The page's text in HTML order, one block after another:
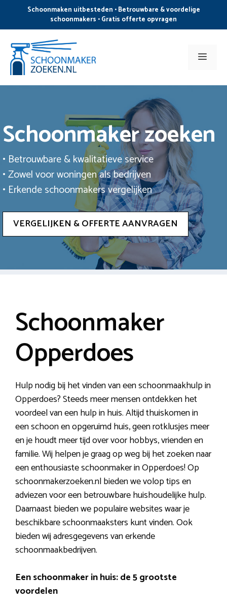
de
inhoud
Schoonmaken uitbesteden • Betrouwbare & voordelige
schoonmakers • Gratis offerte opvragen
Menu
Schoonmaker zoeken
• Betrouwbare & kwalitatieve service
• Zowel voor woningen als bedrijven
• Erkende schoonmakers vergelijken
VERGELIJKEN & OFFERTE AANVRAGEN
Schoonmaker
Opperdoes
Hulp nodig bij het vinden van een schoonmaakhulp in
Opperdoes? Steeds meer mensen ontdekken het
voordeel van een hulp in huis. Altijd thuiskomen in
een schoon en opgeruimd huis, geen rotklusjes meer
en je houdt meer tijd over voor hobbys, vrienden en
familie. Wij helpen je graag op weg bij het zoeken naar
een enthousiaste schoonmaker in Opperdoes! Op
schoonmakerzoeken.nl bieden we volop tips en
adviezen voor een betrouwbare huishoudelijke hulp.
Daarnaast bieden we populaire websites waar je
beschikbare schoonmaaksters kunt vinden. Ook
bieden wij adresgegevens van erkende
schoonmaakbedrijven.
Een schoonmaker in huis: de 5 grootste
voordelen